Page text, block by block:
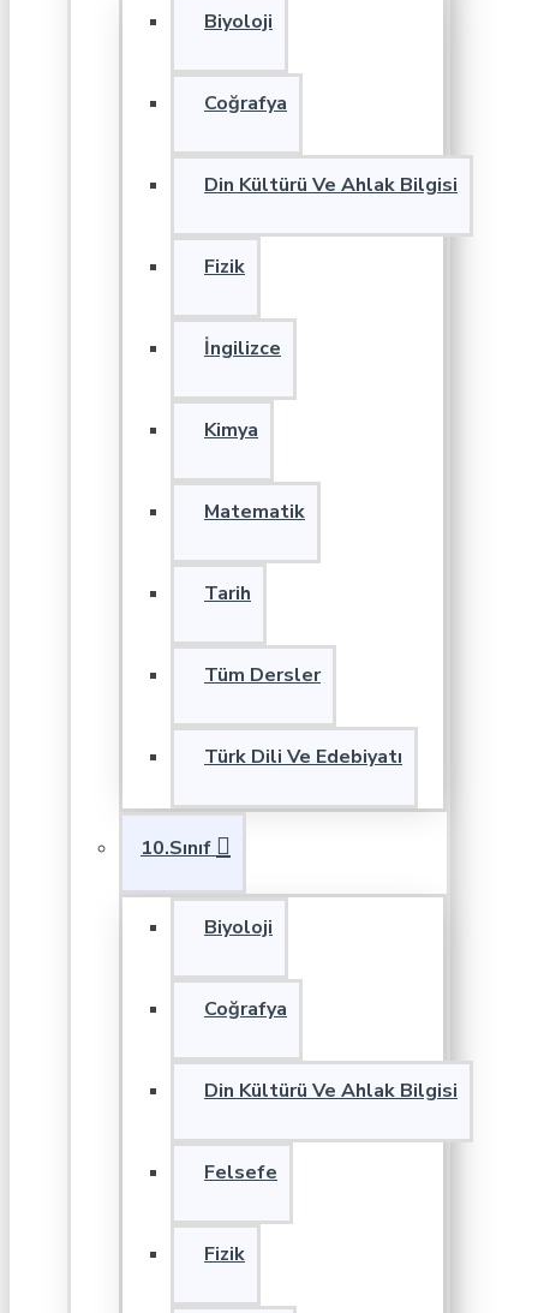
Biyoloji
Coğrafya
Din Kültürü Ve Ahlak Bilgisi
Fizik
İngilizce
Kimya
Matematik
Tarih
Tüm Dersler
Türk Dili Ve Edebiyatı
10.Sınıf
Biyoloji
Coğrafya
Din Kültürü Ve Ahlak Bilgisi
Felsefe
Fizik